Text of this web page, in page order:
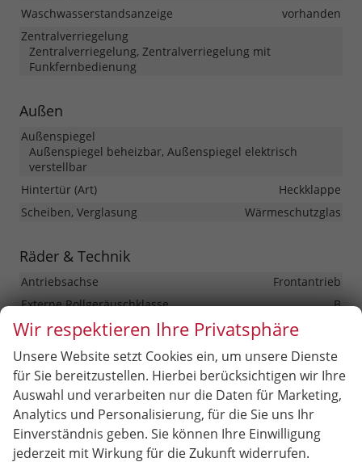
Waschwasserstandsanzeige
vorhanden
Zentralverriegelung
Zentralverriegelung, Zentralverriegelung mit
Funkfernbedienung
Außen
Außenspiegel
Außenspiegel beheizbar, Außenspiegel elektrisch
verstellbar
Hintertür (Art)
Heckklappe
Scheiben, Verglasung
Wärmeschutzglas
Räder & Technik
Antriebsachse
Frontantrieb
Externe Rollgeräuschklasse
B
Fahrwerk- und Regelungssysteme
Antiblockiersystem (ABS), Antischlupfregelung (ASR),
Elektronisches Stabilitäts-Programm (ESP),
Traktionskontrolle (ASR/CTS/ETS), Reifendruckkontrolle
Felgengröße
14 Zoll
Felgentyp
Stahlfelge
Lautstärke externes Rollgeräusch der Reifen
70 dB
Wir respektieren Ihre Privatsphäre
Unsere Website setzt Cookies ein, um unsere Dienste
für Sie bereitzustellen. Hierbei berücksichtigen wir Ihre
Auswahl und verarbeiten nur die Daten für Marketing,
Analytics und Personalisierung, für die Sie uns Ihr
Einverständnis geben. Sie können Ihre Einwilligung
jederzeit mit Wirkung für die Zukunft widerrufen.